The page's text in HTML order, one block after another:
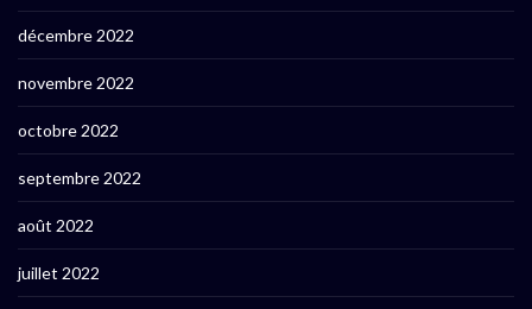
décembre 2022
novembre 2022
octobre 2022
septembre 2022
août 2022
juillet 2022